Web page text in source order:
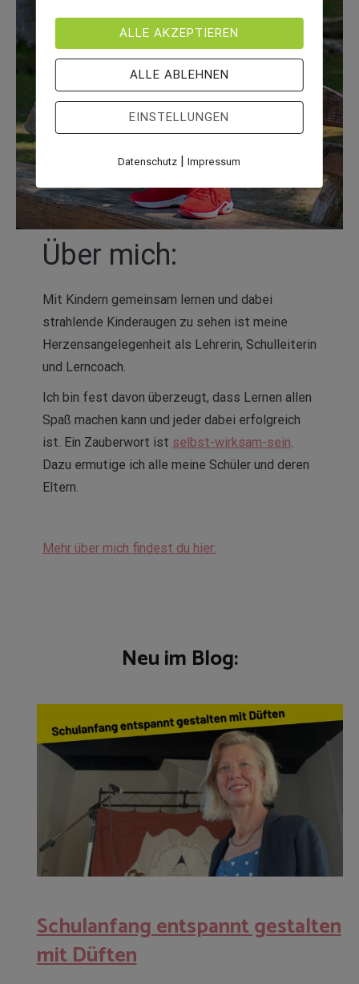
Über mich:
Mit Kindern gemeinsam lernen und dabei
strahlende Kinderaugen zu sehen ist meine
Herzensangelegenheit als Lehrerin, Schulleiterin
und Lerncoach.
Ich bin fest davon überzeugt, dass Lernen allen
Spaß machen kann und jeder dabei erfolgreich
ist. Ein Zauberwort ist selbst-wirksam-sein.
Dazu ermutige ich alle meine Schüler und deren
Eltern.
Mehr über mich findest du hier:
Neu im Blog:
Schulanfang entspannt gestalten
mit Düften
ALLE AKZEPTIEREN
ALLE ABLEHNEN
EINSTELLUNGEN
Datenschutz |Impressum